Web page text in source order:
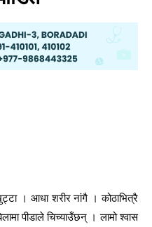
। आधा शरीर नांगै । कोठाभित्रै
पीडाले चिच्याउँछन् । लामो श्वास